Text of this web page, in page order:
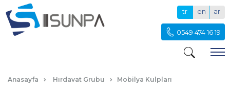
tr en ar
0549 474 16 19
Anasayfa Hırdavat Grubu Mobilya Kulpları